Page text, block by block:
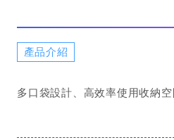
產品介紹
多口袋設計、高效率使用收納空